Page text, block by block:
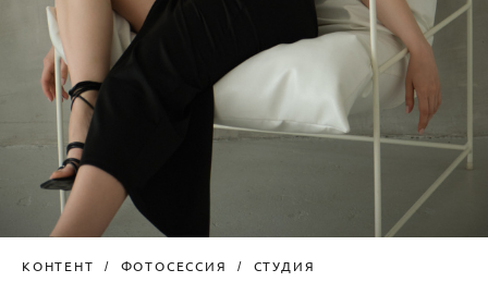
КОНТЕНТ ФОТОСЕССИЯ СТУДИЯ